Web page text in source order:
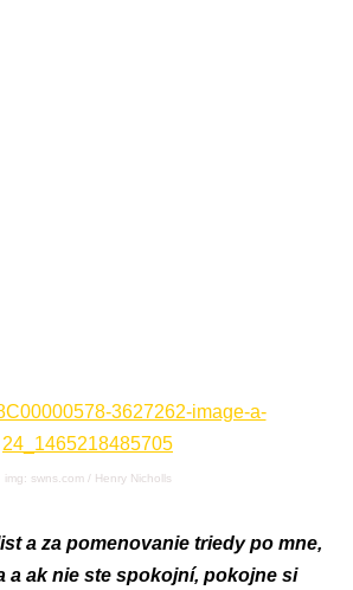
img: swns.com / Henry Nicholls
a za pomenovanie triedy po mne,
a ak nie ste spokojní, pokojne si